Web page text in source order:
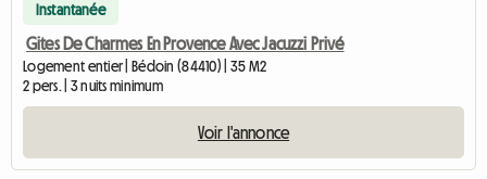
Instantanée
Gites De Charmes En Provence Avec Jacuzzi Privé
Logement entier | Bédoin (84410) | 35 M2
2 pers. | 3 nuits minimum
Voir l'annonce